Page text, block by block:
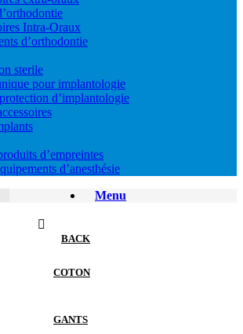
Intra-Oraux
d’orthodontie
sterile
pour implantologie
d’implantologie
d’empreintes
d’anesthésie
Menu
BACK
COTON
GANTS